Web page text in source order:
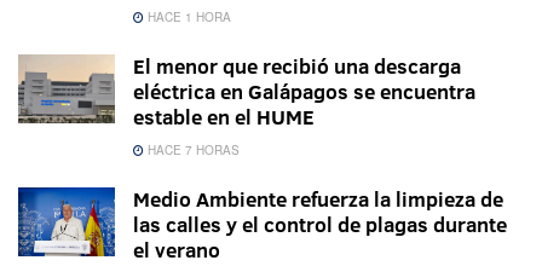
HACE 1 HORA
El menor que recibió una descarga
eléctrica en Galápagos se encuentra
estable en el HUME
HACE 7 HORAS
Medio Ambiente refuerza la limpieza de
las calles y el control de plagas durante
el verano